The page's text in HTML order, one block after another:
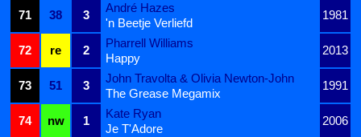
71
38 3
André Hazes
1981
'n Beetje Verliefd
72
re 2
Pharrell Williams
2013
Happy
73
51 3
John Travolta & Olivia Newton-John
1991
The Grease Megamix
74
nw 1
Kate Ryan
2006
Je T'Adore